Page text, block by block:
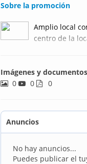
Sobre la promoción
Amplio local
centro de la
calle Alonso
trasweera que
Imágenes y documentos
0
0 0
Anuncios
No hay anuncios...
Puedes publicar el